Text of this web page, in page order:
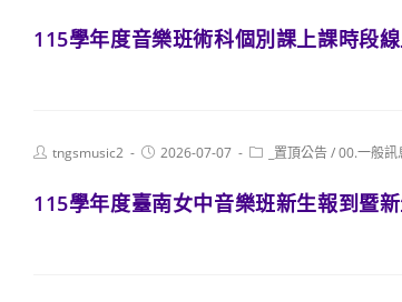
115學年度音樂班術科個別課上課時段
Posttngsmusic2
Post2026-07-07
Post _置頂公告/00.一般訊
115學年度臺南女中音樂班新生報到暨